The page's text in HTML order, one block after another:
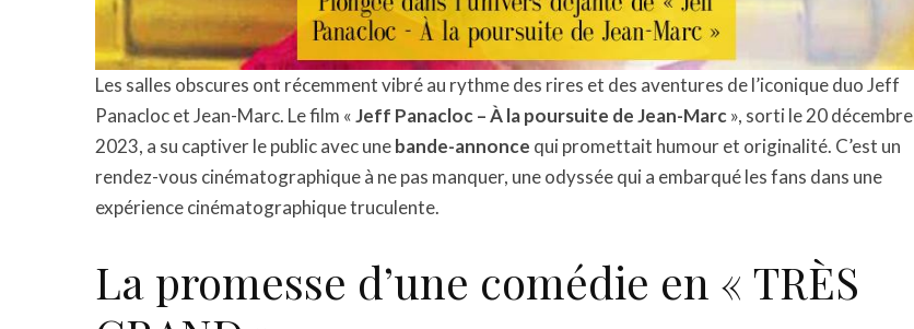
Les salles obscures ont récemment vibré au rythme des rires et des aventures de l’iconique duo Jeff
Panacloc et Jean-Marc. Le film «Jeff Panacloc – À la poursuite de Jean-Marc», sorti le 20 décembre
2023, a su captiver le public avec unebande-annonce qui promettait humour et originalité. C’est un
rendez-vous cinématographique à ne pas manquer, une odyssée qui a embarqué les fans dans une
expérience cinématographique truculente.
La promesse d’une comédie en « TRÈS